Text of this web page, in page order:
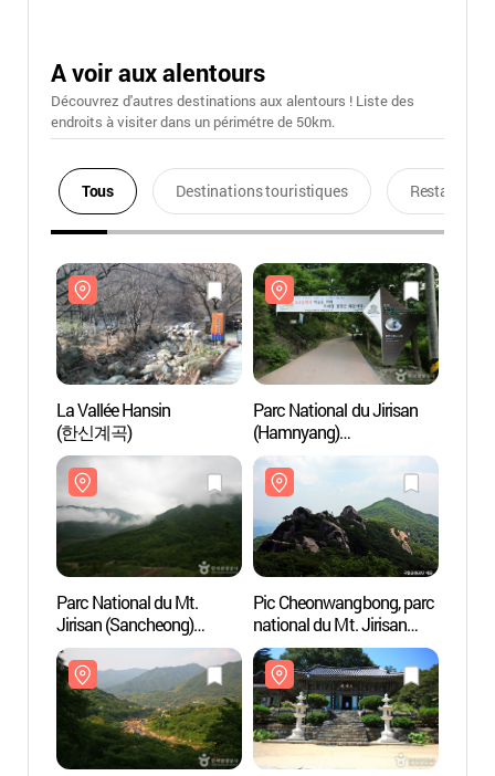
A voir aux alentours
Découvrez d'autres destinations aux alentours ! Liste des
endroits à visiter dans un périmétre de 50km.
Tous Destinations touristiques Restaurants
La Vallée Hansin
(한신계곡)
Parc National du Jirisan
(Hamnyang)
(지리산국립공원 - 함양)
Parc National du Mt.
Jirisan (Sancheong)
(지리산국립공원 - 산청)
Pic Cheonwangbong, parc
national du Mt. Jirisan
(지리산 천왕봉)